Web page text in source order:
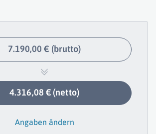
7.190,00 € (brutto)
4.316,08 € (netto)
Angaben ändern